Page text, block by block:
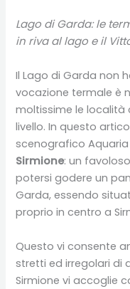
Lago di Garda: le
in riva al lago e il
Il Lago di Garda non
vocazione termale è
moltissime le località
livello. In questo
scenografico
Sirmione: un
potersi godere un
Garda, essendo
proprio in centro a
Questo vi consente
stretti ed irregolari di
Sirmione vi accoglie